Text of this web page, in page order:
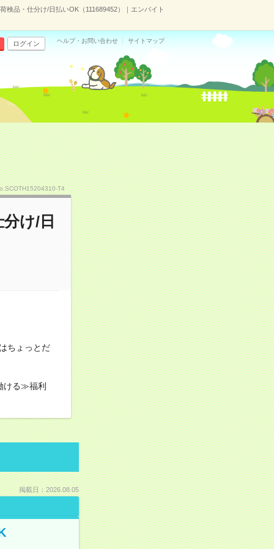
検品・仕分け/日払いOK（111689452）｜エンバイト
ログイン ヘルプ・お問い合わせ サイトマップ
T4
け/日
ちょっとだ
ける≫福利
掲載日：2026.08.05